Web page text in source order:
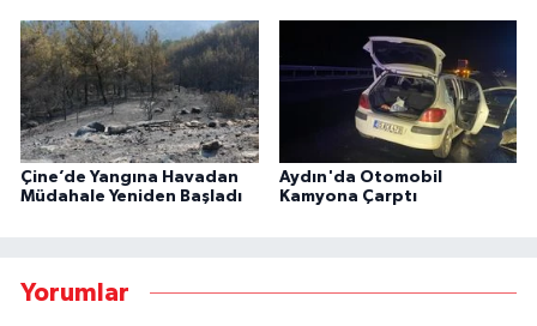
Çine’de Yangına Havadan
Müdahale Yeniden Başladı
Aydın'da Otomobil
Kamyona Çarptı
Yorumlar